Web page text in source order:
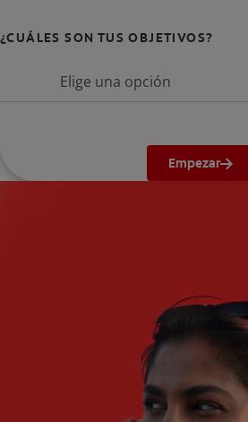
¿CUÁLES SON TUS OBJETIVOS?
Elige una opción
Empezar